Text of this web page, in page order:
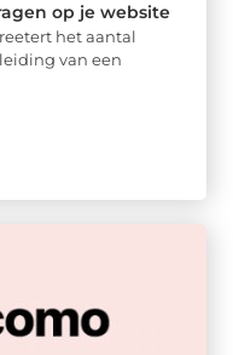
op je website
het aantal
van een